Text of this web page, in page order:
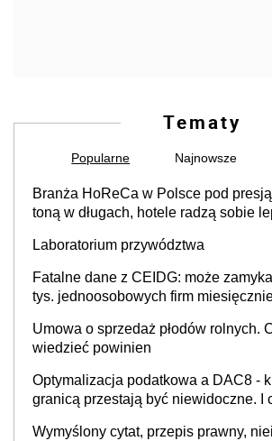
Tematy
Popularne Najnowsze
Branża HoReCa w Polsce pod
toną w długach, hotele radzą sobie
Laboratorium przywództwa
Fatalne dane z CEIDG: może
tys. jednoosobowych firm
Umowa o sprzedaż płodów rolnych.
wiedzieć powinien
Optymalizacja podatkowa a DAC8 -
granicą przestają być niewidoczne. I
Wymyślony cytat, przepis prawny,